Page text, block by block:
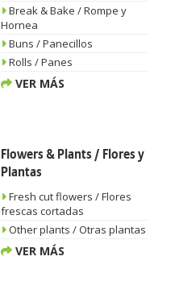
Break & Bake / Rompe y
Hornea
Buns / Panecillos
Rolls / Panes
VER MÁS
Flowers & Plants / Flores y
Plantas
Fresh cut flowers / Flores
frescas cortadas
Other plants / Otras plantas
VER MÁS